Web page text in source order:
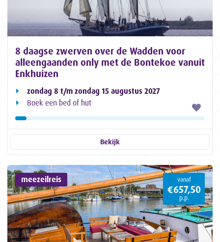
8 daagse zwerven over de Wadden voor
alleengaanden only met de Bontekoe vanuit
Enkhuizen
zondag 8 t/m zondag 15 augustus 2027
Boek een bed of hut
Bekijk
meezeilreis vanaf
€657,50
p.p.